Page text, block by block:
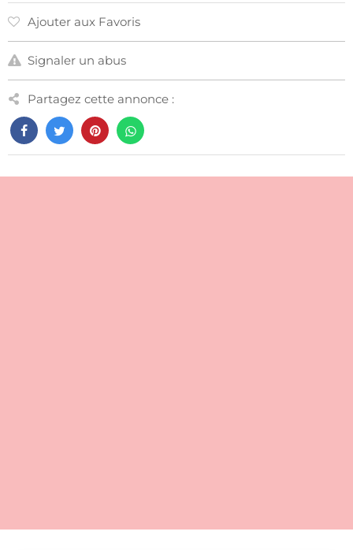
Ajouter aux Favoris
Signaler un abus
Partagez cette annonce :